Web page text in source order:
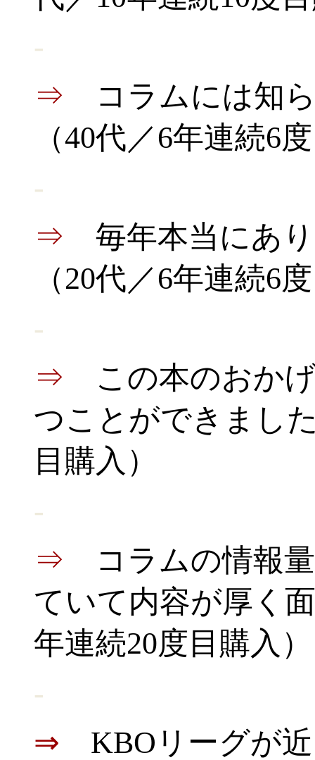
-
⇒
コラムには知
（40代／6年連続6
-
⇒ 毎年本当にあ
（20代／6年連続6
-
⇒
この本のおか
つことができまし
目購入）
-
⇒
コラムの情報
ていて内容が厚く
年連続20度目購入）
-
⇒ KBOリーグが